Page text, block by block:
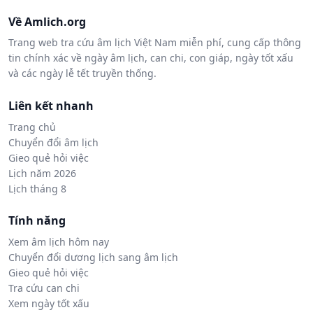
Về Amlich.org
Trang web tra cứu âm lịch Việt Nam miễn phí, cung cấp thông
tin chính xác về ngày âm lịch, can chi, con giáp, ngày tốt xấu
và các ngày lễ tết truyền thống.
Liên kết nhanh
Trang chủ
Chuyển đổi âm lịch
Gieo quẻ hỏi việc
Lịch năm 2026
Lịch tháng 8
Tính năng
Xem âm lịch hôm nay
Chuyển đổi dương lịch sang âm lịch
Gieo quẻ hỏi việc
Tra cứu can chi
Xem ngày tốt xấu